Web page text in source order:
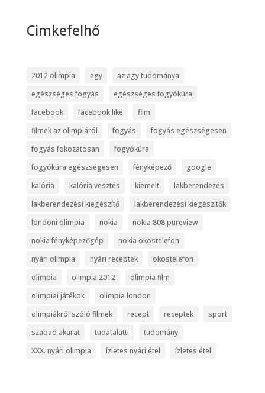
Cimkefelhő
2012 olimpia agy
az agy tudománya
egészséges fogyás
egészséges fogyókúra
facebook
facebook like
film
filmek az olimpiáról
fogyás
fogyás egészségesen
fogyás fokozatosan
fogyókúra
fogyókúra egészségesen
fényképező
google
kalória
kalória vesztés kiemelt
lakberendezés
lakberendezési kiegészítő
lakberendezési kiegészítők
londoni olimpia
nokia
nokia 808 pureview
nokia fényképezőgép
nokia okostelefon
nyári olimpia
nyári receptek
okostelefon
olimpia
olimpia 2012
olimpia film
olimpiai játékok
olimpia london
olimpiákról szóló filmek
recept receptek
sport
szabad akarat
tudatalatti
tudomány
XXX. nyári olimpia
ízletes nyári étel ízletes étel